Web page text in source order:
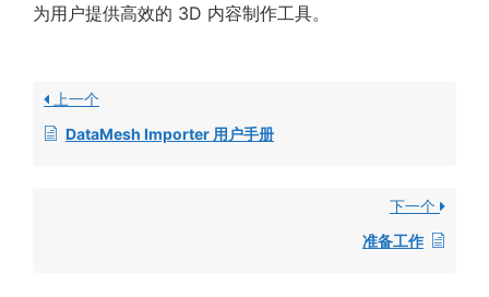
为用户提供高效的 3D 内容制作工具。
上一个
DataMesh Importer 用户手册
下一个
准备工作